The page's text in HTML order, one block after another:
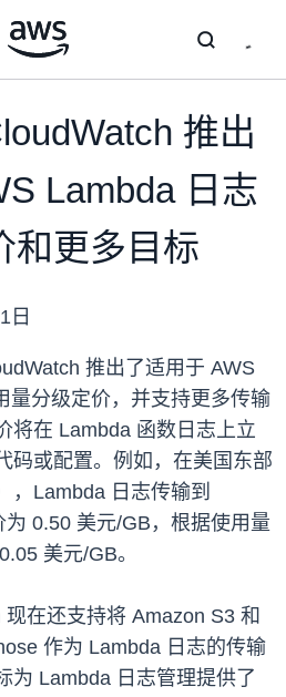
推出
Lambda 日志
和更多目标
日
推出了适用于 AWS
量分级定价，并支持更多传输
将在 Lambda 函数日志上立
码或配置。例如，在美国东部
，Lambda 日志传输到
0.50 美元/GB，根据使用量
美元/GB。
在还支持将 Amazon S3 和
作为 Lambda 日志的传输
为 Lambda 日志管理提供了